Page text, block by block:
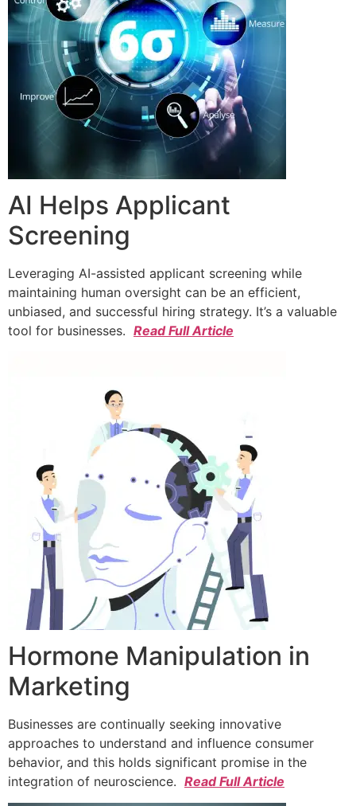
AI Helps Applicant
Screening
Leveraging AI-assisted applicant screening while
maintaining human oversight can be an efficient,
unbiased, and successful hiring strategy. It’s a valuable
tool for businesses. Read Full Article
Hormone Manipulation in
Marketing
Businesses are continually seeking innovative
approaches to understand and influence consumer
behavior, and this holds significant promise in the
integration of neuroscience. Read Full Article